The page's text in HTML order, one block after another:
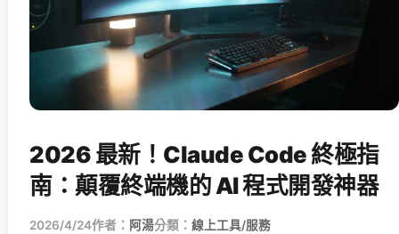
2026 最新！Claude Code 終極指
南：顛覆終端機的 AI 程式開發神器
2026/4/24作者： 阿湯分類： 線上工具/服務